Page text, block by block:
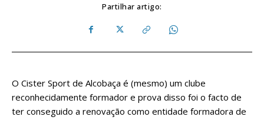
Partilhar artigo:
O Cister Sport de Alcobaça é (mesmo) um clube
reconhecidamente formador e prova disso foi o facto de
ter conseguido a renovação como entidade formadora de